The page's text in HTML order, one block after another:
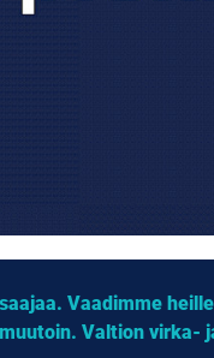
Vaadimme
Valtion virka-